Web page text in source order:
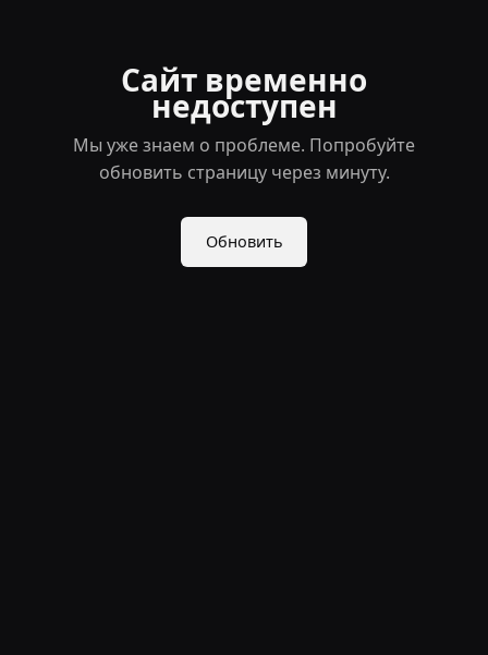
Сайт временно
недоступен
Мы уже знаем о проблеме. Попробуйте
обновить страницу через минуту.
Обновить